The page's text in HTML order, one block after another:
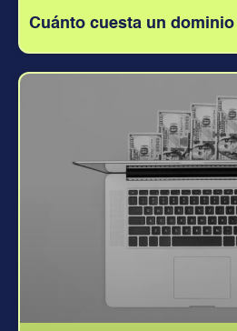
Cuánto cuesta un